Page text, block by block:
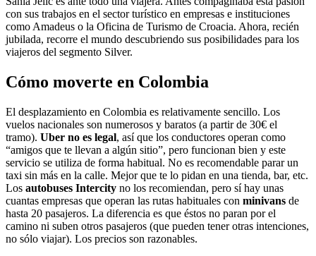
con sus trabajos en el sector turístico en empresas e instituciones
como Amadeus o la Oficina de Turismo de Croacia. Ahora, recién
jubilada, recorre el mundo descubriendo sus posibilidades para los
viajeros del segmento Silver.
Cómo moverte en Colombia
El desplazamiento en Colombia es relativamente sencillo. Los
vuelos nacionales son numerosos y baratos (a partir de 30€ el
tramo). Uber no es legal, así que los conductores operan como
“amigos que te llevan a algún sitio”, pero funcionan bien y este
servicio se utiliza de forma habitual. No es recomendable parar un
taxi sin más en la calle. Mejor que te lo pidan en una tienda, bar, etc.
Los autobuses Intercity no los recomiendan, pero sí hay unas
cuantas empresas que operan las rutas habituales con minivans de
hasta 20 pasajeros. La diferencia es que éstos no paran por el
camino ni suben otros pasajeros (que pueden tener otras intenciones,
no sólo viajar). Los precios son razonables.